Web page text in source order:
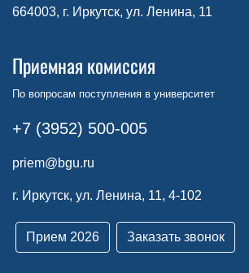
664003, г. Иркутск, ул. Ленина, 11
Приемная комиссия
По вопросам поступления в университет
+7 (3952) 500-005
priem@bgu.ru
г. Иркутск, ул. Ленина, 11, 4-102
Прием 2026 Заказать звонок